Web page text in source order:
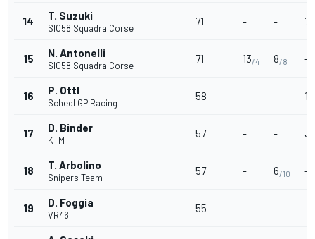
14 T. Suzuki
SIC58 Squadra Corse
71 - - 7
15 N. Antonelli
SIC58 Squadra Corse
71 13/4 8/8 -
16 P. Ottl
Schedl GP Racing
58 - - 10
17 D. Binder
KTM
57 - - 3
18 T. Arbolino
Snipers Team
57 - 6/10 -
19 D. Foggia
VR46
55 - - -